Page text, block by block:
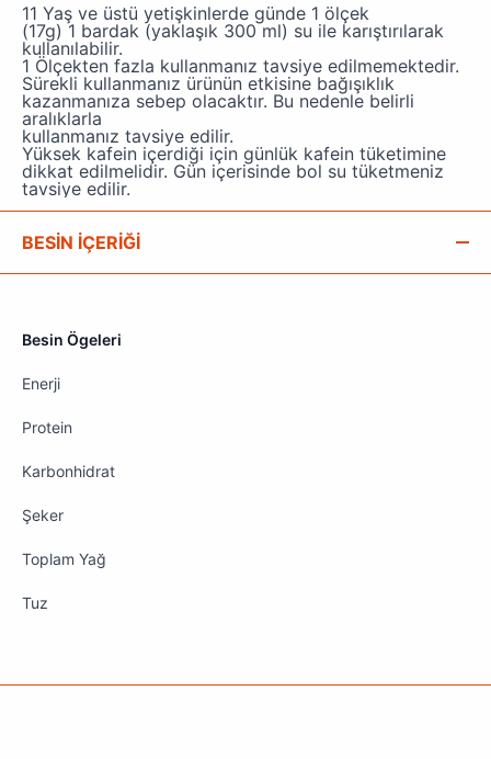
11 Yaş ve üstü yetişkinlerde günde 1 ölçek
(17g) 1 bardak (yaklaşık 300 ml) su ile karıştırılarak
kullanılabilir.
1 Ölçekten fazla kullanmanız tavsiye edilmemektedir.
Sürekli kullanmanız ürünün etkisine bağışıklık
kazanmanıza sebep olacaktır. Bu nedenle belirli
aralıklarla
kullanmanız tavsiye edilir.
Yüksek kafein içerdiği için günlük kafein tüketimine
dikkat edilmelidir. Gün içerisinde bol su tüketmeniz
tavsiye edilir.
BESİN İÇERİĞİ
Besin Ögeleri
Enerji
Protein
Karbonhidrat
Şeker
Toplam Yağ
Tuz